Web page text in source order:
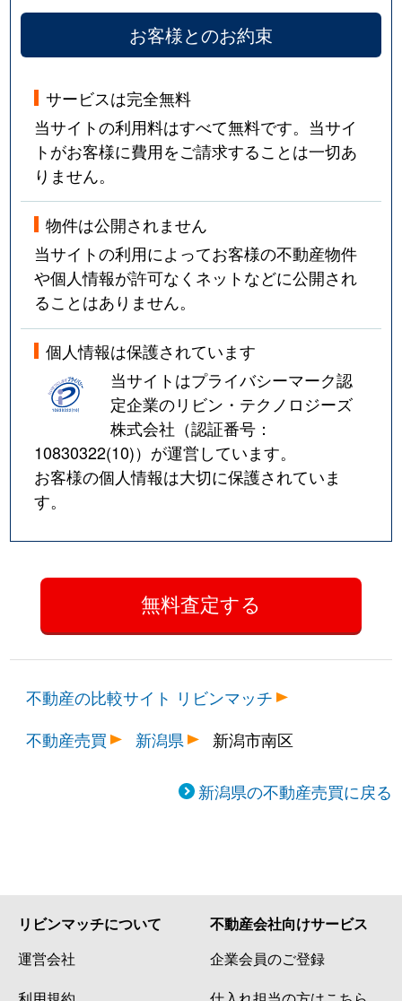
お客様とのお約束
サービスは完全無料
当サイトの利用料はすべて無料です。当サイ
トがお客様に費用をご請求することは一切あ
りません。
物件は公開されません
当サイトの利用によってお客様の不動産物件
や個人情報が許可なくネットなどに公開され
ることはありません。
個人情報は保護されています
当サイトはプライバシーマーク認
定企業のリビン・テクノロジーズ
株式会社（認証番号：
10830322(10)）が運営しています。
お客様の個人情報は大切に保護されていま
す。
不動産の比較サイト リビンマッチ
不動産売買
新潟県 新潟市南区
新潟県の不動産売買に戻る
リビンマッチについて
運営会社
不動産会社向けサービス
企業会員のご登録